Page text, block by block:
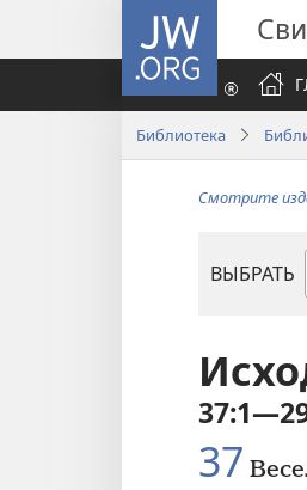
JW.ORG
Библиотека
Смотрите
ВЫБРАТЬ
37